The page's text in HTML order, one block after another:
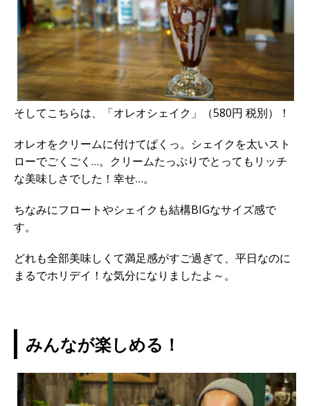
そしてこちらは、「オレオシェイク」（580円 税別）！
オレオをクリームに付けてぱくっ。シェイクを太いスト
ローでごくごく…。クリームたっぷりでとってもリッチ
な美味しさでした！幸せ…。
ちなみにフロートやシェイクも結構BIGなサイズ感で
す。
どれも全部美味しくて満足感がすご過ぎて、平日なのに
まるでホリデイ！な気分になりましたよ～。
みんなが楽しめる！